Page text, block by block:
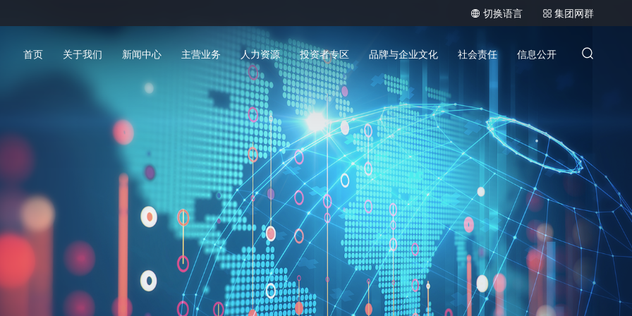
切换语言 集团网群
首页 关于我们 新闻中心 主营业务 人力资源 投资者专区 品牌与企业文化 社会责任 信息公开